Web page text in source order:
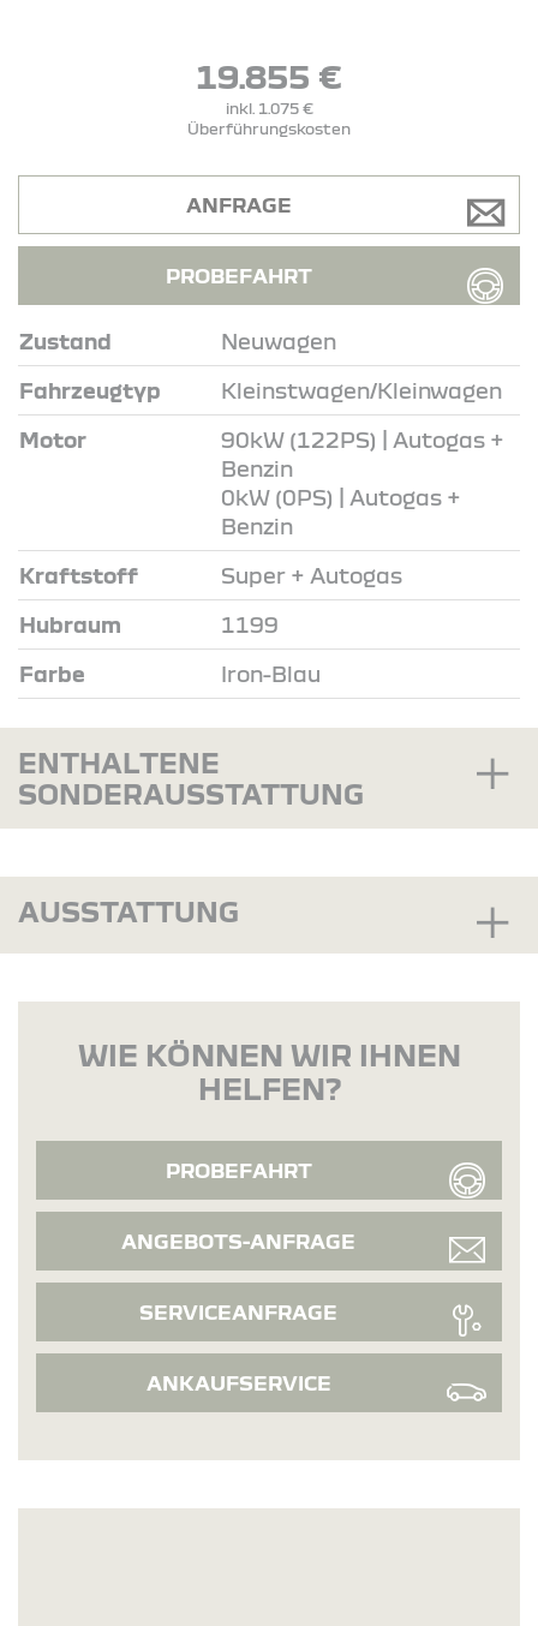
19.855 €
inkl. 1.075 €
Überführungskosten
Zustand Neuwagen
Fahrzeugtyp Kleinstwagen/Kleinwagen
Motor
90kW (122PS) | Autogas +
Benzin
0kW (0PS) | Autogas +
Benzin
Kraftstoff Super + Autogas
Hubraum 1199
Farbe Iron-Blau
ANFRAGE
PROBEFAHRT
ENTHALTENE
SONDERAUSSTATTUNG
AUSSTATTUNG
WIE KÖNNEN WIR IHNEN
HELFEN?
PROBEFAHRT
ANGEBOTS-ANFRAGE
SERVICEANFRAGE
ANKAUFSERVICE